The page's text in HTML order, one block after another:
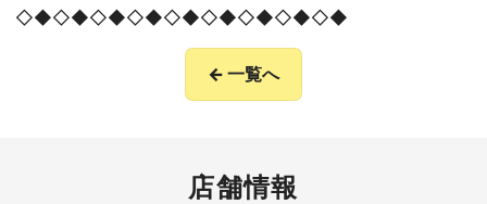
◇◆◇◆◇◆◇◆◇◆◇◆◇◆◇◆◇◆
← 一覧へ
店舗情報